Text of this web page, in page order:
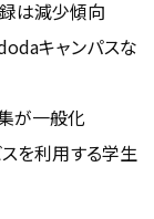
録は減少傾向
キャンパスな
が一般化
を利用する学生